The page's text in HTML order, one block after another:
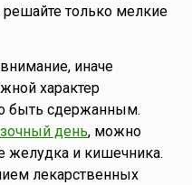
только мелкие
иначе
характер
быть сдержанным.
день, можно
желудка и кишечника.
лекарственных